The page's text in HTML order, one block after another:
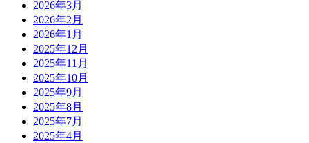
2026年3月
2026年2月
2026年1月
2025年12月
2025年11月
2025年10月
2025年9月
2025年8月
2025年7月
2025年4月